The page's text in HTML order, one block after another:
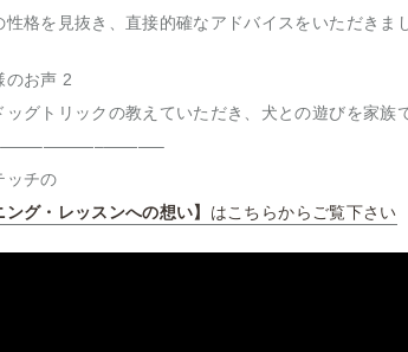
性格を見抜き、直接的確なアドバイスをいただきま
のお声 2
ッグトリックの教えていただき、犬との遊びを家族
ッチの
ング・レッスンへの想い】 はこちらからご覧下さい